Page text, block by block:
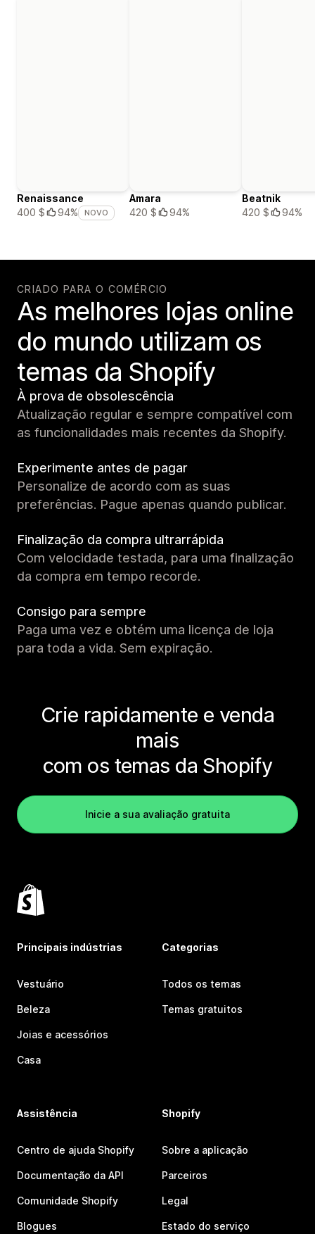
Renaissance
400 $
94% NOVO
Amara
420 $
94%
Beatnik
420 $
94%
CRIADO PARA O COMÉRCIO
As melhores lojas online
do mundo utilizam os
temas da Shopify
À prova de obsolescência
Atualização regular e sempre compatível com
as funcionalidades mais recentes da Shopify.
Experimente antes de pagar
Personalize de acordo com as suas
preferências. Pague apenas quando publicar.
Finalização da compra ultrarrápida
Com velocidade testada, para uma finalização
da compra em tempo recorde.
Consigo para sempre
Paga uma vez e obtém uma licença de loja
para toda a vida. Sem expiração.
Crie rapidamente e venda
mais
com os temas da Shopify
Inicie a sua avaliação gratuita
Principais indústrias
Vestuário
Beleza
Joias e acessórios
Casa
Categorias
Todos os temas
Temas gratuitos
Assistência
Centro de ajuda Shopify
Documentação da API
Comunidade Shopify
Blogues
Shopify
Sobre a aplicação
Parceiros
Legal
Estado do serviço